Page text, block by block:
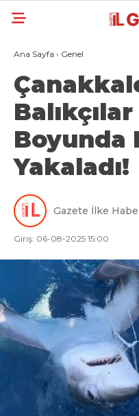
Ana Sayfa › Genel
Boyunda
Yakaladı!
Gazete İlke
Giriş: 06-08-2025 15:00